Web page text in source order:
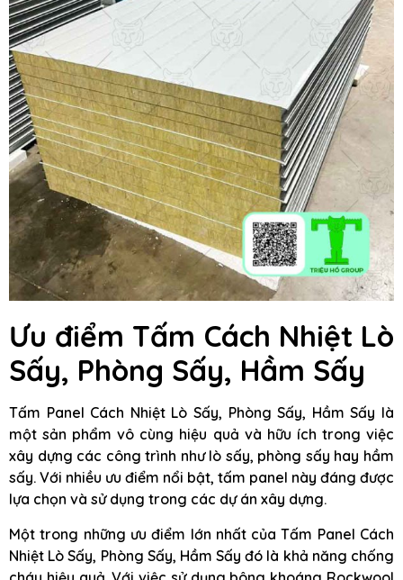
Ưu điểm Tấm Cách Nhiệt Lò
Sấy, Phòng Sấy, Hầm Sấy
Tấm Panel Cách Nhiệt Lò Sấy, Phòng Sấy, Hầm Sấy là
một sản phẩm vô cùng hiệu quả và hữu ích trong việc
xây dựng các công trình như lò sấy, phòng sấy hay hầm
sấy. Với nhiều ưu điểm nổi bật, tấm panel này đáng được
lựa chọn và sử dụng trong các dự án xây dựng.
Một trong những ưu điểm lớn nhất của Tấm Panel Cách
Nhiệt Lò Sấy, Phòng Sấy, Hầm Sấy đó là khả năng chống